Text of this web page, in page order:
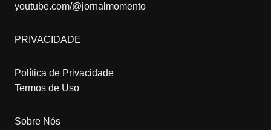
youtube.com/@jornalmomento
PRIVACIDADE
Política de Privacidade
Termos de Uso
Sobre Nós